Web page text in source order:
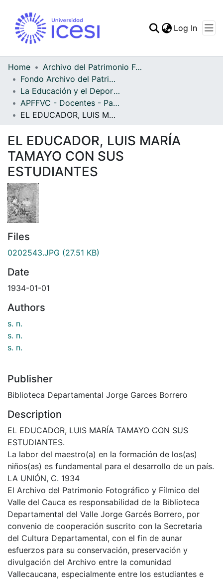
Log In
Home
Archivo del Patrimonio Fotográfico y Fílmico del Valle del Cauca
Fondo Archivo del Patrimonio Fotográfico y Fílmico del Valle del Cauca
La Educación y el Deporte
APFFVC - Docentes - Patrimonial
EL EDUCADOR, LUIS MARÍA TAMAYO CON SUS ESTUDIANTES
EL EDUCADOR, LUIS MARÍA
TAMAYO CON SUS
ESTUDIANTES
Files
0202543.JPG (27.51 KB)
Date
1934-01-01
Authors
s. n.
s. n.
s. n.
Publisher
Biblioteca Departamental Jorge Garces Borrero
Description
EL EDUCADOR, LUIS MARÍA TAMAYO CON SUS
ESTUDIANTES.
La labor del maestro(a) en la formación de los(as)
niños(as) es fundamental para el desarrollo de un país.
LA UNIÓN, C. 1934
El Archivo del Patrimonio Fotográfico y Fílmico del
Valle del Cauca es responsabilidad de la Biblioteca
Departamental del Valle Jorge Garcés Borrero, por
convenio de cooperación suscrito con la Secretaria
del Cultura Departamental, con el fin de aunar
esfuerzos para su conservación, preservación y
divulgación del Archivo entre la comunidad
Vallecaucana, especialmente entre los estudiantes e